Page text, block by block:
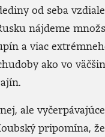
od seba
nájdeme
a viac
ako vo
ale
pripomína,